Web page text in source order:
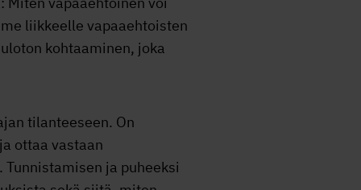
liikkeelle vapaaehtoisten
kohtaaminen, joka
tilanteeseen. On
ottaa vastaan
ja puheeksi